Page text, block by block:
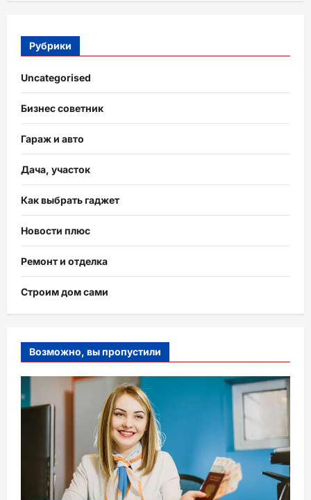
Рубрики
Uncategorised
Бизнес советник
Гараж и авто
Дача, участок
Как выбрать гаджет
Новости плюс
Ремонт и отделка
Строим дом сами
Возможно, вы пропустили